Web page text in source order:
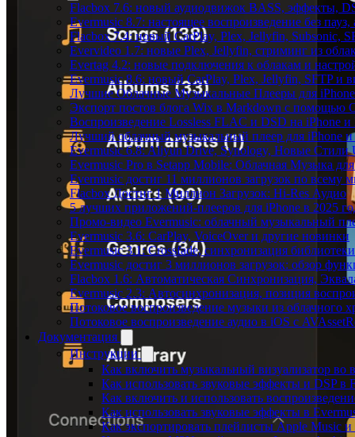
Flacbox 7.6: новый аудиодвижок BASS, эффекты,
Evermusic 8.7: настоящее воспроизведение без
Flacbox 7.4: новый CarPlay, Plex, Jellyfin, Subsonic,
Evervideo 1.7: новые Plex, Jellyfin, стриминг из
Evertag 4.2: новые подключения к облакам и
Evermusic 8.6: новый CarPlay, Plex, Jellyfin, SFTP и
Лучшие Облачные Музыкальные Плееры для iPhone
Экспорт постов блога Wix в Markdown с помощью
Воспроизведение Lossless FLAC и DSD на iPhone и
Лучший облачный музыкальный плеер для iPhone и
Evermusic 6.8: Aliyun Drive, Synology, Новые Стили
Evermusic Pro в Setapp Mobile: Облачная Музыка
Evermusic достиг 11 миллионов загрузок по всему
Flacbox Достиг 1 Миллион Загрузок: Hi-Res Аудио
5 лучших приложений-плееров для iPhone в 2025
Промо-видео Evermusic: облачный музыкальный
Evermusic 3.6: CarPlay, VoiceOver и другие новинки
Evermusic 3.1: Crossfade, синхронизация
Evermusic достиг 3 миллионов загрузок: обзор
Flacbox 1.6: Автоматическая Синхронизация,
Evermusic 2.3: Автосинхронизация, позиция
Потоковое воспроизведение музыки из облачного
Потоковое воспроизведение аудио в iOS с
Документация
Инструкции
Как включить музыкальный визуализатор во
Как использовать звуковые эффекты и DSP в
Как включить и использовать
Как использовать звуковые эффекты в
Как экспортировать плейлисты Apple Music